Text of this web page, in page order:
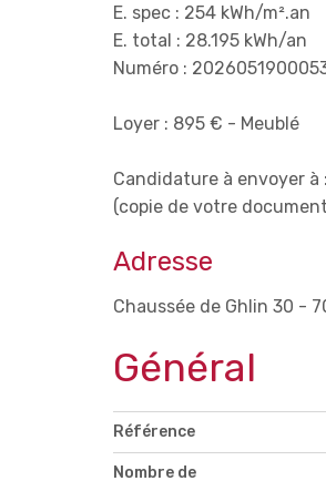
E. spec : 254 kWh/m².an
E. total : 28.195 kWh/an
Numéro :
Loyer : 895 € - Meublé
Candidature à envoyer
(copie de votre
Adresse
Chaussée de Ghlin 30 -
Général
Référence
Nombre de